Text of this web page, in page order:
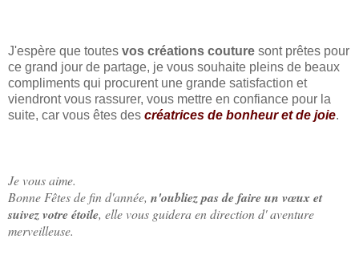
J'espère que toutes vos créations couture sont prêtes pour
ce grand jour de partage, je vous souhaite pleins de beaux
compliments qui procurent une grande satisfaction et
viendront vous rassurer, vous mettre en confiance pour la
suite, car vous êtes des créatrices de bonheur et de joie.
Je vous aime.
Bonne Fêtes de fin d'année, n'oubliez pas de faire un vœux et
suivez votre étoile, elle vous guidera en direction d' aventure
merveilleuse.